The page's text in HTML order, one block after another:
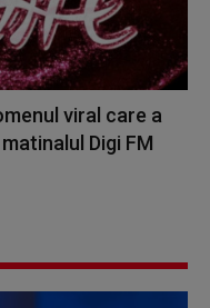
viral care a
Digi FM